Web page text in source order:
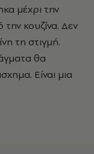
μέχρι την
κουζίνα. Δεν
τη στιγμή.
θα
Είναι μια